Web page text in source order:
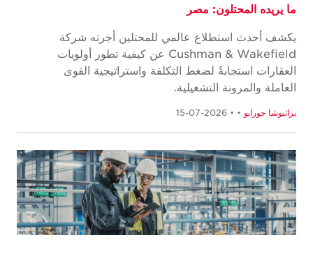
ما يريده المحتلون: مصر
يكشف أحدث استطلاع عالمي للمحتلين أجرته شركة
Cushman & Wakefield عن كيفية تطور أولويات
العقارات استجابةً لضغط التكلفة واستراتيجية القوى
العاملة والمرونة التشغيلية.
براثيوشا جورابو •
• 2026-07-15